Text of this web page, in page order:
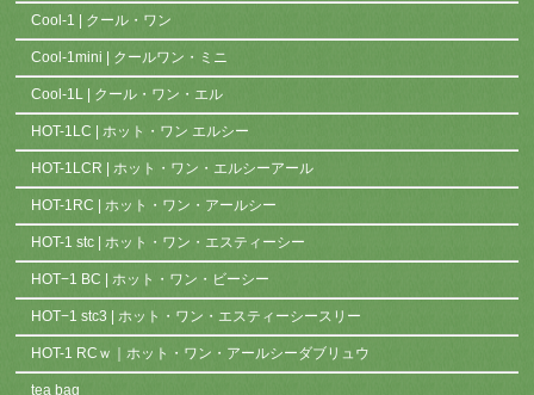
Cool-1 | クール・ワン
Cool-1mini | クールワン・ミニ
Cool-1L | クール・ワン・エル
HOT-1LC | ホット・ワン エルシー
HOT-1LCR | ホット・ワン・エルシーアール
HOT-1RC | ホット・ワン・アールシー
HOT-1 stc | ホット・ワン・エスティーシー
HOT−1 BC | ホット・ワン・ビーシー
HOT−1 stc3 | ホット・ワン・エスティーシースリー
HOT-1 RCｗ｜ホット・ワン・アールシーダブリュウ
tea bag